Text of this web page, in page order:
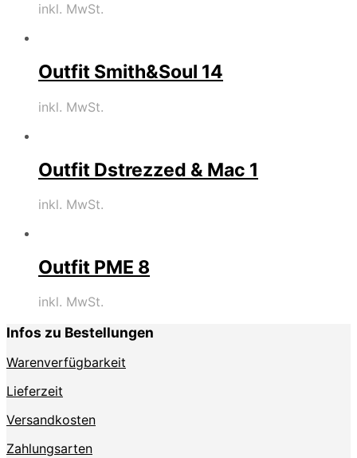
inkl. MwSt.
Outfit Smith&Soul 14
inkl. MwSt.
Outfit Dstrezzed & Mac 1
inkl. MwSt.
Outfit PME 8
inkl. MwSt.
Infos zu Bestellungen
Warenverfügbarkeit
Lieferzeit
Versandkosten
Zahlungsarten